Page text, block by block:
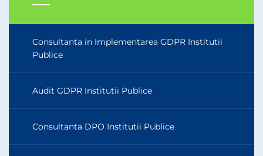
Consultanta in Implementarea GDPR Institutii
Publice
Audit GDPR Institutii Publice
Consultanta DPO Institutii Publice